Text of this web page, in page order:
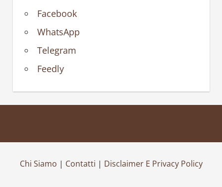
Facebook
WhatsApp
Telegram
Feedly
Chi Siamo | Contatti | Disclaimer E Privacy Policy